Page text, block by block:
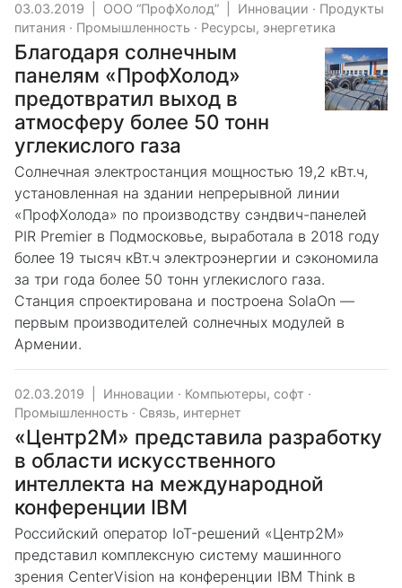
03.03.2019 ООО “ПрофХолод” Инновации · Продукты
питания · Промышленность · Ресурсы, энергетика
Благодаря солнечным
панелям «ПрофХолод»
предотвратил выход в
атмосферу более 50 тонн
углекислого газа
Солнечная электростанция мощностью 19,2 кВт.ч,
установленная на здании непрерывной линии
«ПрофХолода» по производству сэндвич-панелей
PIR Premier в Подмосковье, выработала в 2018 году
более 19 тысяч кВт.ч электроэнергии и сэкономила
за три года более 50 тонн углекислого газа.
Станция спроектирована и построена SolaOn —
первым производителей солнечных модулей в
Армении.
02.03.2019 Инновации · Компьютеры, софт ·
Промышленность · Связь, интернет
«Центр2М» представила разработку
в области искусственного
интеллекта на международной
конференции IBM
Российский оператор IoT-решений «Центр2М»
представил комплексную систему машинного
зрения CenterVision на конференции IBM Think в